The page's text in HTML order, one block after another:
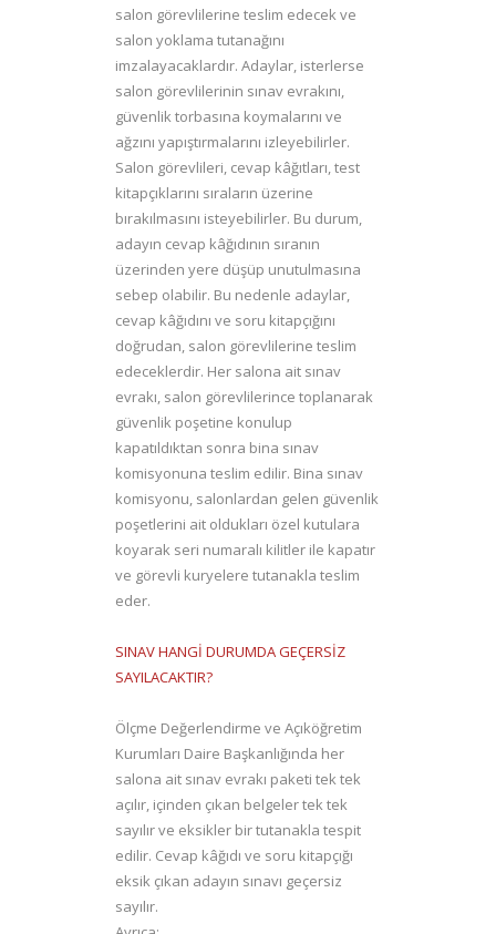
salon görevlilerine teslim edecek ve
salon yoklama tutanağını
imzalayacaklardır. Adaylar, isterlerse
salon görevlilerinin sınav evrakını,
güvenlik torbasına koymalarını ve
ağzını yapıştırmalarını izleyebilirler.
Salon görevlileri, cevap kâğıtları, test
kitapçıklarını sıraların üzerine
bırakılmasını isteyebilirler. Bu durum,
adayın cevap kâğıdının sıranın
üzerinden yere düşüp unutulmasına
sebep olabilir. Bu nedenle adaylar,
cevap kâğıdını ve soru kitapçığını
doğrudan, salon görevlilerine teslim
edeceklerdir. Her salona ait sınav
evrakı, salon görevlilerince toplanarak
güvenlik poşetine konulup
kapatıldıktan sonra bina sınav
komisyonuna teslim edilir. Bina sınav
komisyonu, salonlardan gelen güvenlik
poşetlerini ait oldukları özel kutulara
koyarak seri numaralı kilitler ile kapatır
ve görevli kuryelere tutanakla teslim
eder.
SINAV HANGİ DURUMDA GEÇERSİZ
SAYILACAKTIR?
Ölçme Değerlendirme ve Açıköğretim
Kurumları Daire Başkanlığında her
salona ait sınav evrakı paketi tek tek
açılır, içinden çıkan belgeler tek tek
sayılır ve eksikler bir tutanakla tespit
edilir. Cevap kâğıdı ve soru kitapçığı
eksik çıkan adayın sınavı geçersiz
sayılır.